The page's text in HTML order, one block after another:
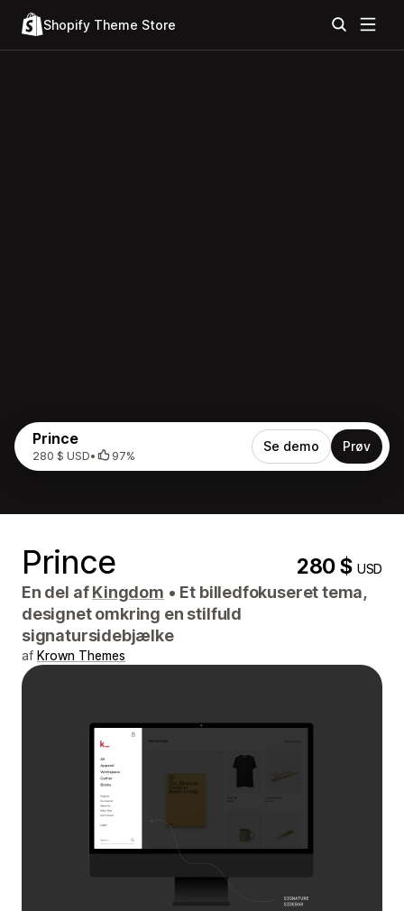
Shopify Theme Store
Prince
280 $ USD• 97%
Se demo Prøv
Prince 280 $USD
En del afKingdom • Et billedfokuseret tema,
designet omkring en stilfuld
signatursidebjælke
af Krown Themes